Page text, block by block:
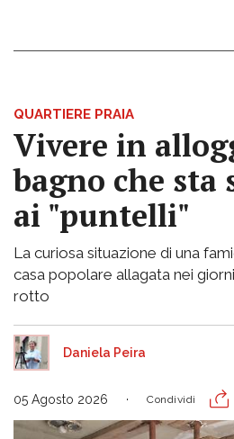
QUARTIERE PRAIA
Vivere in
bagno che sta
ai "puntelli"
La curiosa situazione di una
casa popolare allagata nei
rotto
Daniela Peira
05 Agosto 2026 Condividi